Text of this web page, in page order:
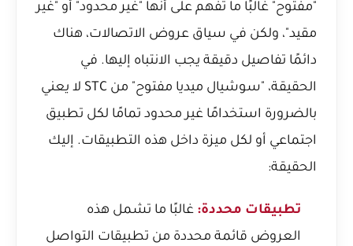
"مفتوح" غالبًا ما تُفهم على أنها "غير محدود" أو "غير
مقيد"، ولكن في سياق عروض الاتصالات، هناك
دائمًا تفاصيل دقيقة يجب الانتباه إليها. في
الحقيقة، "سوشيال ميديا مفتوح" من STC لا يعني
بالضرورة استخدامًا غير محدود تمامًا لكل تطبيق
اجتماعي أو لكل ميزة داخل هذه التطبيقات. إليك
الحقيقة:
تطبيقات محددة: غالبًا ما تشمل هذه
العروض قائمة محددة من تطبيقات التواصل